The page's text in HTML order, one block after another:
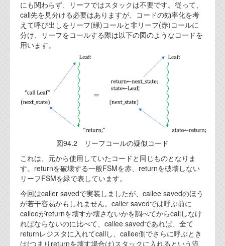
にも関わらず、リーフではスタックは不要です。従って、
call先を見分ける必要はありますが、コードの効率化を考
えて呼び出しをリーフ(緑)コールと非リーフ(赤)コールに
分け、リーフをコールする際は以下の図のようなコードを
用います。
図94.2 リーフコールの疑似コード
これは、元から使用していたコードと同じものとなりま
す。returnを破壊する一般FSMを赤、returnを破壊しない
リーフFSMを緑で表しています。
今回はcaller savedで実装しましたが、callee savedのほう
が若干容易かもしれません。caller savedでは呼ぶ前に
calleeがreturnを壊すか壊さないかを調べてからcallしなけ
ればならないのに比べて、callee savedであれば、全て
returnレジスタに入れてcallし、callee側でさらに呼ぶとき
は(つまりreturnを壊す場合は)スタックに入れるという流